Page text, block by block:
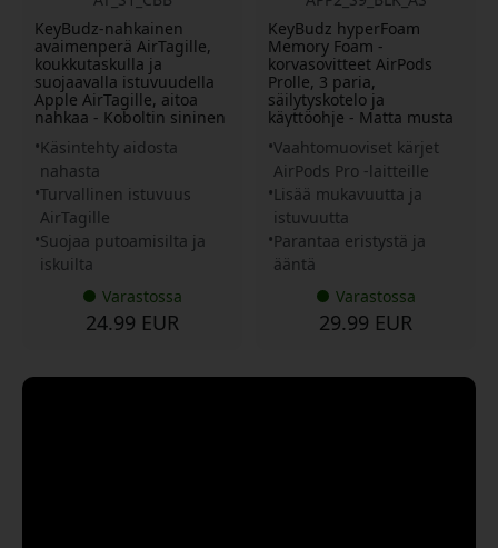
KeyBudz-nahkainen
avaimenperä AirTagille,
koukkutaskulla ja
suojaavalla istuvuudella
Apple AirTagille, aitoa
nahkaa - Koboltin sininen
Käsintehty aidosta
nahasta
Turvallinen istuvuus
AirTagille
Suojaa putoamisilta ja
iskuilta
Varastossa
24.99 EUR
KeyBudz hyperFoam
Memory Foam -
korvasovitteet AirPods
Prolle, 3 paria,
säilytyskotelo ja
käyttöohje - Matta musta
Vaahtomuoviset kärjet
AirPods Pro -laitteille
Lisää mukavuutta ja
istuvuutta
Parantaa eristystä ja
ääntä
Varastossa
29.99 EUR